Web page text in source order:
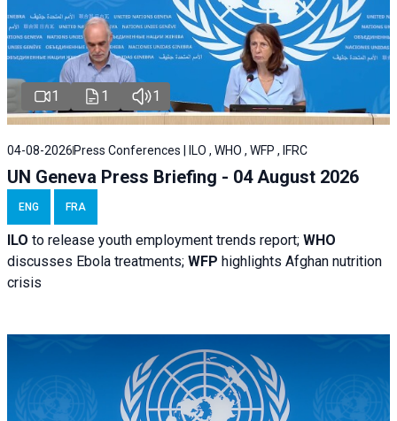
1 1 1
04-08-2026 Press Conferences | ILO , WHO , WFP , IFRC
UN Geneva Press Briefing - 04 August 2026
ENG FRA
ILO to release youth employment trends report; WHO
discusses Ebola treatments; WFP highlights Afghan nutrition
crisis